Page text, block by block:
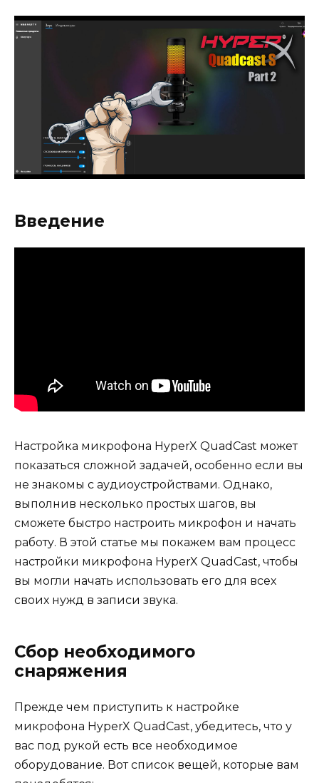
Введение
Настройка микрофона HyperX QuadCast может
показаться сложной задачей, особенно если вы
не знакомы с аудиоустройствами. Однако,
выполнив несколько простых шагов, вы
сможете быстро настроить микрофон и начать
работу. В этой статье мы покажем вам процесс
настройки микрофона HyperX QuadCast, чтобы
вы могли начать использовать его для всех
своих нужд в записи звука.
Сбор необходимого
снаряжения
Прежде чем приступить к настройке
микрофона HyperX QuadCast, убедитесь, что у
вас под рукой есть все необходимое
оборудование. Вот список вещей, которые вам